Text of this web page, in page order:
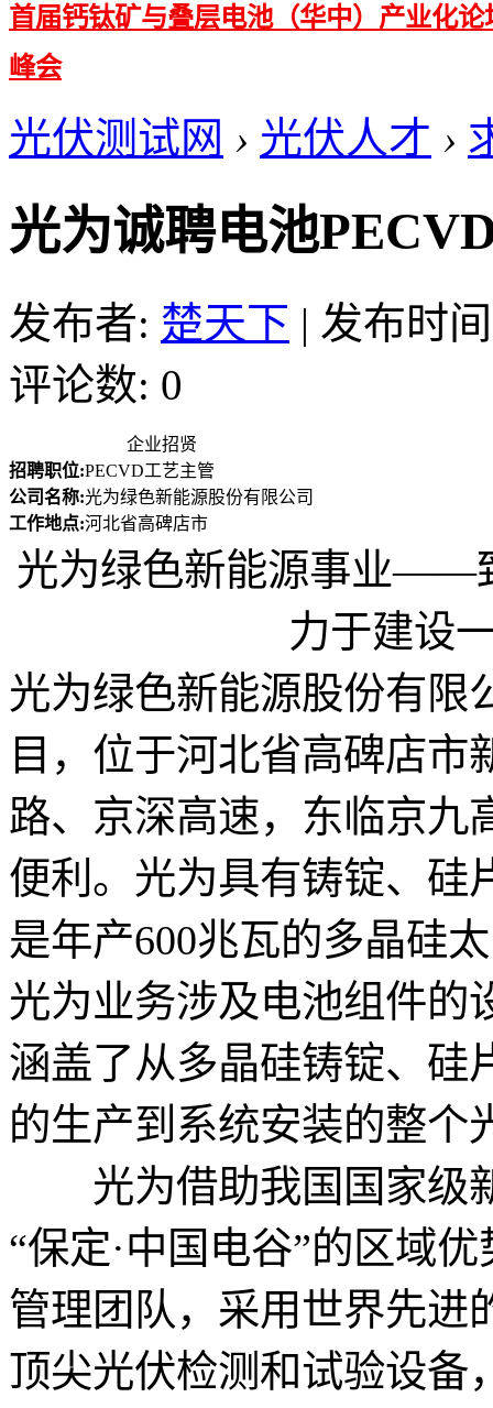
首届钙钛矿与叠层电池（华中）产业化论
峰会
光伏测试网 › 光伏人才 ›
光为诚聘电池
发布者: 楚天下 | 发布时
评论数: 0
企业招贤
招聘职位:PECVD工艺主管
公司名称:光为绿色新能源股份有限公司
工作地点:河北省高碑店市
光为绿色新能源事业——
力于建设
光为绿色新能源股份有限
目，位于河北省高碑店
路、京深高速，东临京九
便利。光为具有铸锭、硅
是年产600兆瓦的多晶硅
光为业务涉及电池组件的
涵盖了从多晶硅铸锭、硅
的生产到系统安装的整个
光为借助我国国家级
“保定·中国电谷”的区域
管理团队，采用世界先进
顶尖光伏检测和试验设备